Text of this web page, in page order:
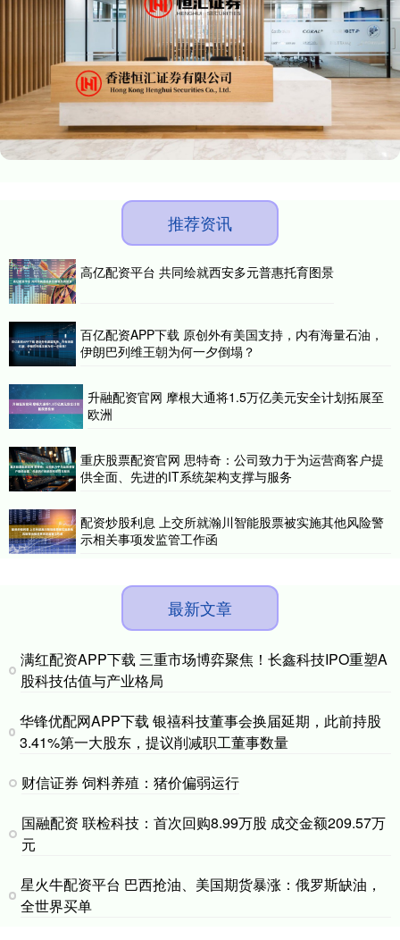
推荐资讯
高亿配资平台 共同绘就西安多元普惠托育图景
百亿配资APP下载 原创外有美国支持，内有海量石油，
伊朗巴列维王朝为何一夕倒塌？
升融配资官网 摩根大通将1.5万亿美元安全计划拓展至
欧洲
重庆股票配资官网 思特奇：公司致力于为运营商客户提
供全面、先进的IT系统架构支撑与服务
配资炒股利息 上交所就瀚川智能股票被实施其他风险警
示相关事项发监管工作函
最新文章
满红配资APP下载 三重市场博弈聚焦！长鑫科技IPO重塑A
股科技估值与产业格局
华锋优配网APP下载 银禧科技董事会换届延期，此前持股
3.41%第一大股东，提议削减职工董事数量
财信证券 饲料养殖：猪价偏弱运行
国融配资 联检科技：首次回购8.99万股 成交金额209.57万
元
星火牛配资平台 巴西抢油、美国期货暴涨：俄罗斯缺油，
全世界买单